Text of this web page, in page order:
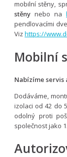
mobilní stěny,
stěny nebo na
pendlovacími
Viz https://
Mobilní
Nabízíme servis
Dodáváme,
izolaci od 42 do
odolný proti
společnost jako